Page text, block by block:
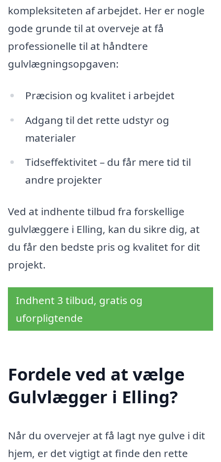
kompleksiteten af arbejdet. Her er nogle
gode grunde til at overveje at få
professionelle til at håndtere
gulvlægningsopgaven:
Præcision og kvalitet i arbejdet
Adgang til det rette udstyr og
materialer
Tidseffektivitet – du får mere tid til
andre projekter
Ved at indhente tilbud fra forskellige
gulvlæggere i Elling, kan du sikre dig, at
du får den bedste pris og kvalitet for dit
projekt.
Indhent 3 tilbud, gratis og
uforpligtende
Fordele ved at vælge
Gulvlægger i Elling?
Når du overvejer at få lagt nye gulve i dit
hjem, er det vigtigt at finde den rette